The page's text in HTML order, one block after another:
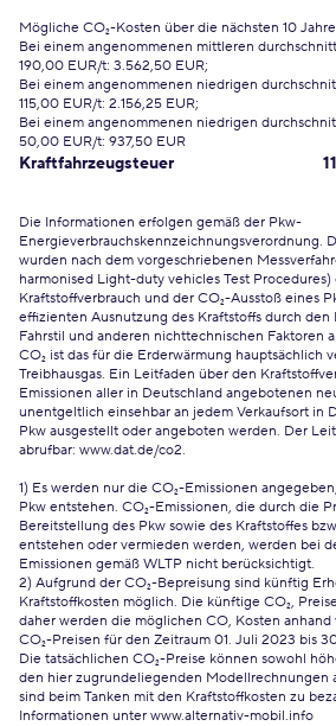
Mögliche CO₂-Kosten über die nächsten 10
Bei einem angenommenen mittleren
190,00 EUR/t: 3.562,50 EUR;
Bei einem angenommenen niedrigen
115,00 EUR/t: 2.156,25 EUR;
Bei einem angenommenen niedrigen
50,00 EUR/t: 937,50 EUR
Kraftfahrzeugsteuer
Die Informationen erfolgen gemäß der Pkw-
Energieverbrauchskennzeichnungsverordnung.
wurden nach dem vorgeschriebenen
harmonised Light-duty vehicles Test
Kraftstoffverbrauch und der CO₂-Ausstoß eines
effizienten Ausnutzung des Kraftstoffs durch den
Fahrstil und anderen nichttechnischen Faktoren
CO₂ ist das für die Erderwärmung hauptsächlich
Treibhausgas. Ein Leitfaden über den
Emissionen aller in Deutschland angebotenen
unentgeltlich einsehbar an jedem Verkaufsort in
Pkw ausgestellt oder angeboten werden. Der
abrufbar: www.dat.de/co2.
1) Es werden nur die CO₂-Emissionen
Pkw entstehen. CO₂-Emissionen, die durch die
Bereitstellung des Pkw sowie des Kraftstoffes
entstehen oder vermieden werden, werden bei
Emissionen gemäß WLTP nicht berücksichtigt.
2) Aufgrund der CO₂-Bepreisung sind künftig
Kraftstoffkosten möglich. Die künftige CO₂,
daher werden die möglichen CO, Kosten
CO₂-Preisen für den Zeitraum 01. Juli 2023 bis
Die tatsächlichen CO₂-Preise können sowohl
den hier zugrundeliegenden Modellrechnungen
sind beim Tanken mit den Kraftstoffkosten zu
Informationen unter www.alternativ-mobil.info